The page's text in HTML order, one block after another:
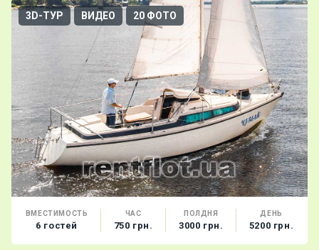
3D-ТУР ВИДЕО 20 ФОТО
ВМЕСТИМОСТЬ
6 гостей
ЧАС
750 грн.
ПОЛДНЯ
3000 грн.
ДЕНЬ
5200 грн.